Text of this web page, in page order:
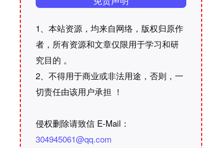
1、本站资源，均来自网络，版权归原作
者，所有资源和文章仅限用于学习和研
究目的 。
2、不得用于商业或非法用途，否则，一
切责任由该用户承担 ！
侵权删除请致信 E-Mail：
304945061@qq.com